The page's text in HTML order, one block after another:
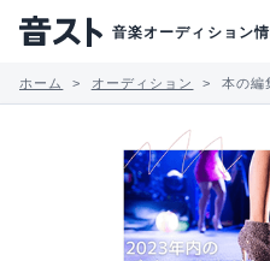
音楽オーディション
ホーム オーディション 本の編